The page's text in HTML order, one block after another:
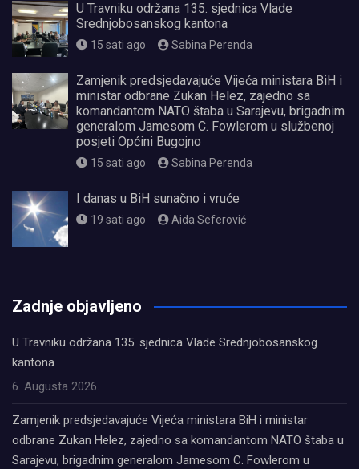
U Travniku održana 135. sjednica Vlade
Srednjobosanskog kantona
15 sati ago Sabina Perenda
Zamjenik predsjedavajuće Vijeća ministara BiH i
ministar odbrane Zukan Helez, zajedno sa
komandantom NATO štaba u Sarajevu, brigadnim
generalom Jamesom C. Fowlerom u službenoj
posjeti Općini Bugojno
15 sati ago Sabina Perenda
I danas u BiH sunačno i vruće
19 sati ago Aida Seferović
Zadnje objavljeno
U Travniku održana 135. sjednica Vlade Srednjobosanskog
kantona
6. Augusta 2026.
Zamjenik predsjedavajuće Vijeća ministara BiH i ministar
odbrane Zukan Helez, zajedno sa komandantom NATO štaba u
Sarajevu, brigadnim generalom Jamesom C. Fowlerom u